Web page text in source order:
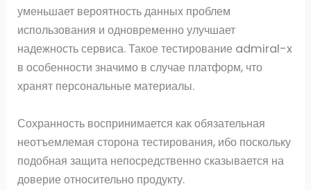
уменьшает вероятность данных проблем
использования и одновременно улучшает
надежность сервиса. Такое тестирование admiral-x
в особенности значимо в случае платформ, что
хранят персональные материалы.
Сохранность воспринимается как обязательная
неотъемлемая сторона тестирования, ибо поскольку
подобная защита непосредственно сказывается на
доверие относительно продукту.